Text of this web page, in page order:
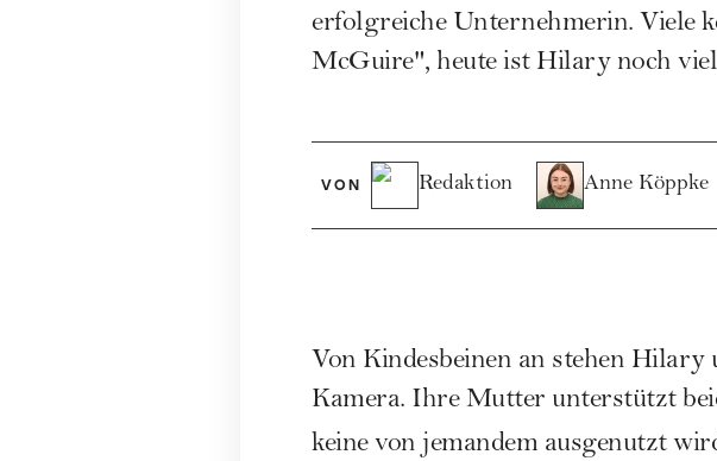
erfolgreiche Unternehmerin. Viele
McGuire", heute ist Hilary noch
VON Redaktion Anne Köppke
Von Kindesbeinen an stehen
Kamera. Ihre Mutter unterstützt
keine von jemandem ausgenutzt